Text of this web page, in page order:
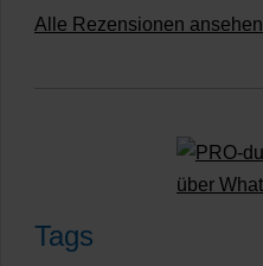
Alle Rezensionen ansehen
Tags